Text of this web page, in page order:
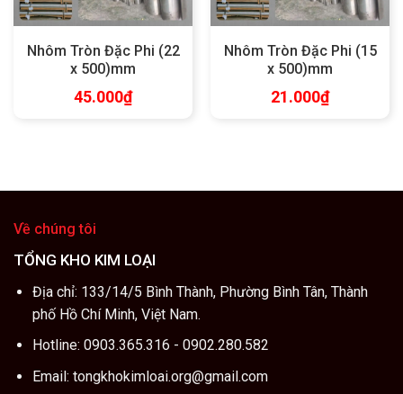
Nhôm Tròn Đặc Phi (22
x 500)mm
45.000₫
Nhôm Tròn Đặc Phi (15
x 500)mm
21.000₫
Về chúng tôi
TỔNG KHO KIM LOẠI
Địa chỉ: 133/14/5 Bình Thành, Phường Bình Tân, Thành
phố Hồ Chí Minh, Việt Nam.
Hotline: 0903.365.316 - 0902.280.582
Email: tongkhokimloai.org@gmail.com